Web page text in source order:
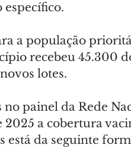
específico.
a população
recebeu 45.300
lotes.
painel da Rede
2025 a cobertura
da seguinte